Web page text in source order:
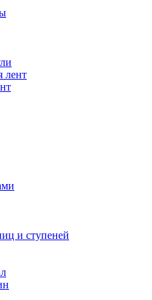
лент
и ступеней